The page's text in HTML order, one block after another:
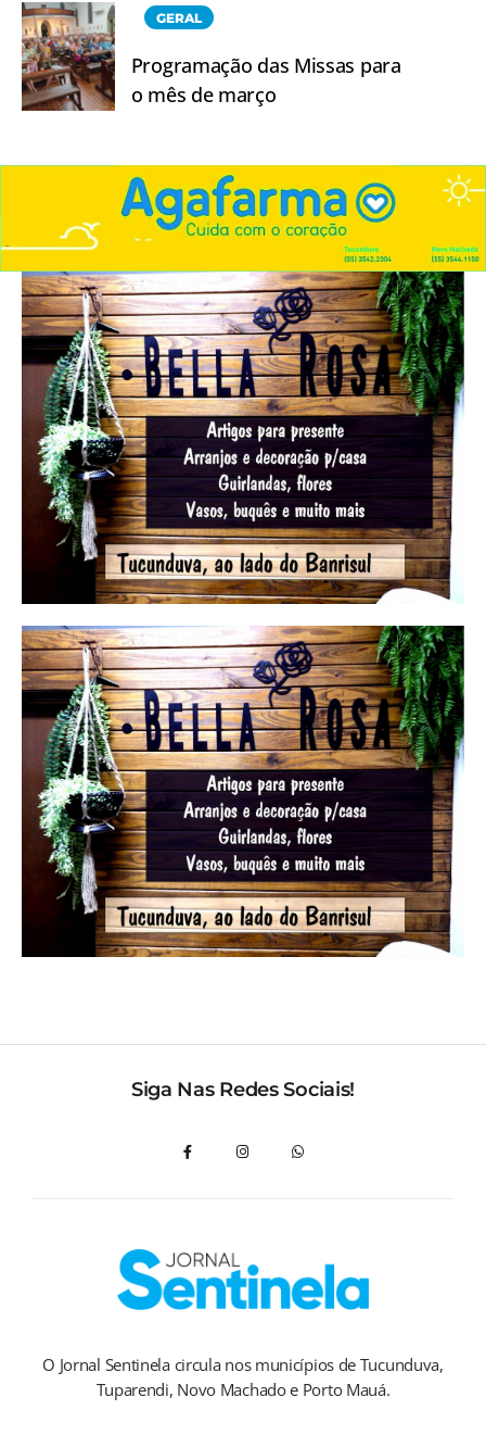
GERAL
Programação das Missas para
o mês de março
Siga Nas Redes Sociais!
O Jornal Sentinela circula nos municípios de Tucunduva,
Tuparendi, Novo Machado e Porto Mauá.